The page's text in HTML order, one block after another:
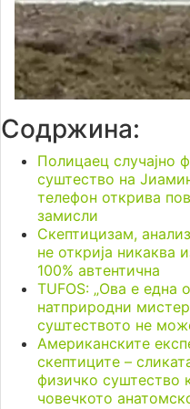
Содржина:
Полицаец случајно
суштество на
телефон открива
замисли
Скептицизам,
не открија никаква
100% автентична
TUFOS: „Ова е една
натприродни
суштеството не
Американските
скептиците –
физичко суштество
човечкото